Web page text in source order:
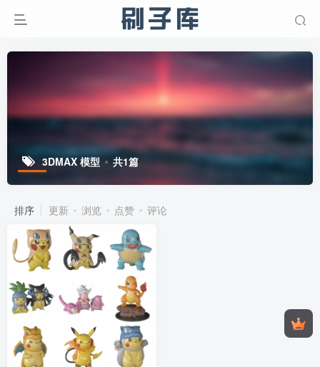
3DMAX 模型 共1篇
排序 更新 浏览 点赞 评论